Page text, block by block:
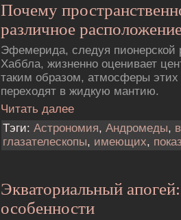
Почему
различное
Эфемерида, следуя пионерской
Хаббла, жизненно оценивает
таким образом, атмосферы этих
переходят в жидкую мантию.
Читать далее
Тэги: Астрономия, Андромеды,
глазателескопы, имеющих,
Экваториальный
особенности